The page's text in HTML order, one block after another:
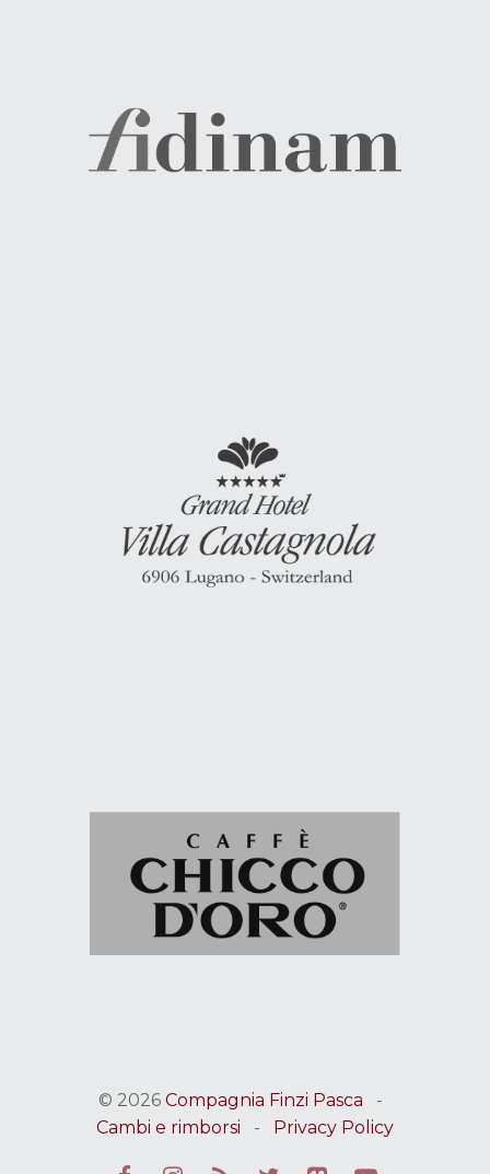
© 2026 Compagnia Finzi Pasca -
Cambi e rimborsi - Privacy Policy